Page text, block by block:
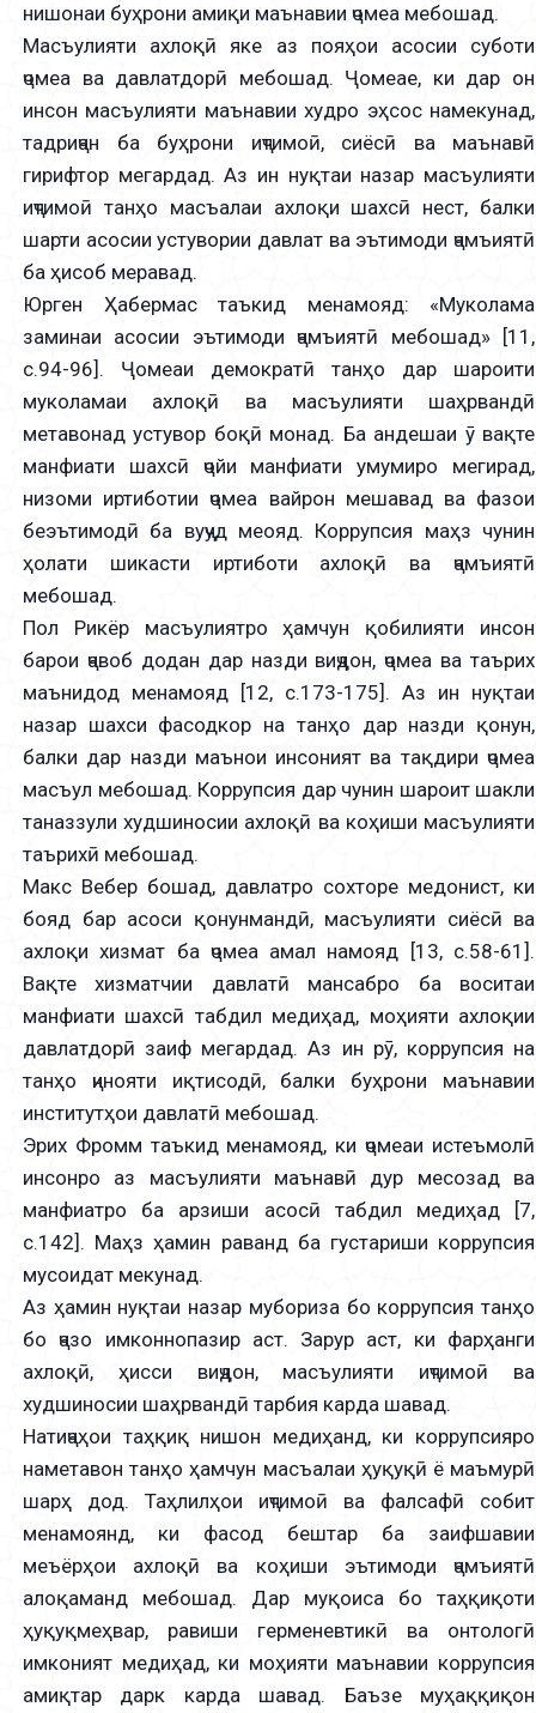
нишонаи буҳрони амиқи маънавии ҷомеа мебошад.
Масъулияти ахлоқӣ яке аз пояҳои асосии суботи
ҷомеа ва давлатдорӣ мебошад. Ҷомеае, ки дар он
инсон масъулияти маънавии худро эҳсос намекунад,
тадриҷан ба буҳрони иҷтимоӣ, сиёсӣ ва маънавӣ
гирифтор мегардад. Аз ин нуқтаи назар масъулияти
иҷтимоӣ танҳо масъалаи ахлоқи шахсӣ нест, балки
шарти асосии устувории давлат ва эътимоди ҷамъиятӣ
ба ҳисоб меравад.
Юрген Ҳабермас таъкид менамояд: «Муколама
заминаи асосии эътимоди ҷамъиятӣ мебошад» [11,
с.94-96]. Ҷомеаи демократӣ танҳо дар шароити
муколамаи ахлоқӣ ва масъулияти шаҳрвандӣ
метавонад устувор боқӣ монад. Ба андешаи ӯ вақте
манфиати шахсӣ ҷойи манфиати умумиро мегирад,
низоми иртиботии ҷомеа вайрон мешавад ва фазои
беэътимодӣ ба вуҷуд меояд. Коррупсия маҳз чунин
ҳолати шикасти иртиботи ахлоқӣ ва ҷамъиятӣ
мебошад.
Пол Рикёр масъулиятро ҳамчун қобилияти инсон
барои ҷавоб додан дар назди виҷдон, ҷомеа ва таърих
маънидод менамояд [12, с.173-175]. Аз ин нуқтаи
назар шахси фасодкор на танҳо дар назди қонун,
балки дар назди маънои инсоният ва тақдири ҷомеа
масъул мебошад. Коррупсия дар чунин шароит шакли
таназзули худшиносии ахлоқӣ ва коҳиши масъулияти
таърихӣ мебошад.
Макс Вебер бошад, давлатро сохторе медонист, ки
бояд бар асоси қонунмандӣ, масъулияти сиёсӣ ва
ахлоқи хизмат ба ҷомеа амал намояд [13, с.58-61].
Вақте хизматчии давлатӣ мансабро ба воситаи
манфиати шахсӣ табдил медиҳад, моҳияти ахлоқии
давлатдорӣ заиф мегардад. Аз ин рӯ, коррупсия на
танҳо ҷинояти иқтисодӣ, балки буҳрони маънавии
институтҳои давлатӣ мебошад.
Эрих Фромм таъкид менамояд, ки ҷомеаи истеъмолӣ
инсонро аз масъулияти маънавӣ дур месозад ва
манфиатро ба арзиши асосӣ табдил медиҳад [7,
с.142]. Маҳз ҳамин раванд ба густариши коррупсия
мусоидат мекунад.
Аз ҳамин нуқтаи назар мубориза бо коррупсия танҳо
бо ҷазо имконнопазир аст. Зарур аст, ки фарҳанги
ахлоқӣ, ҳисси виҷдон, масъулияти иҷтимоӣ ва
худшиносии шаҳрвандӣ тарбия карда шавад.
Натиҷаҳои таҳқиқ нишон медиҳанд, ки коррупсияро
наметавон танҳо ҳамчун масъалаи ҳуқуқӣ ё маъмурӣ
шарҳ дод. Таҳлилҳои иҷтимоӣ ва фалсафӣ собит
менамоянд, ки фасод бештар ба заифшавии
меъёрҳои ахлоқӣ ва коҳиши эътимоди ҷамъиятӣ
алоқаманд мебошад. Дар муқоиса бо таҳқиқоти
ҳуқуқмеҳвар, равиши герменевтикӣ ва онтологӣ
имконият медиҳад, ки моҳияти маънавии коррупсия
амиқтар дарк карда шавад. Баъзе муҳаққиқон